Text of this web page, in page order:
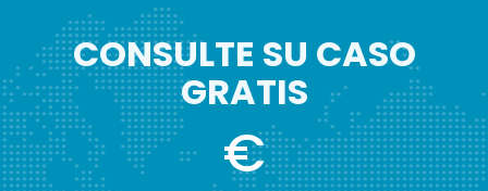
CONSULTE SU CASO
GRATIS
€